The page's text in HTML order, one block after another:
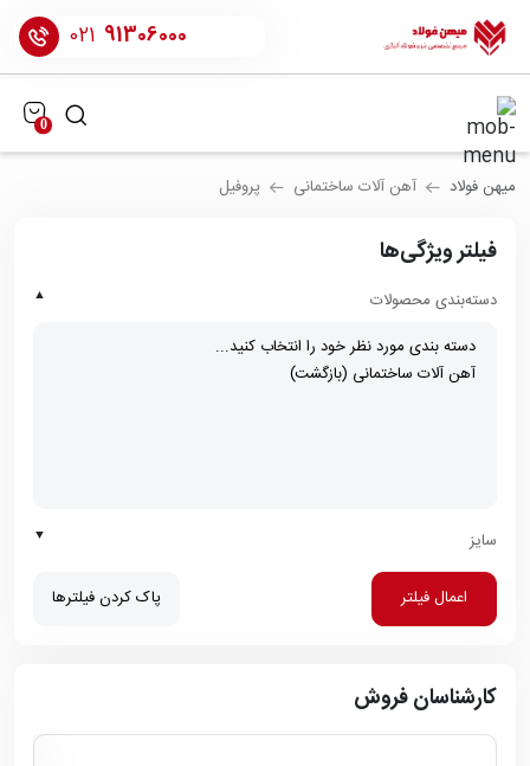
021 91306000
0
میهن فولاد آهن آلات ساختمانی پروفیل
فیلتر ویژگی‌ها
دسته‌بندی محصولات ▲
سایز ▼
اعمال فیلتر پاک کردن فیلترها
کارشناسان فروش